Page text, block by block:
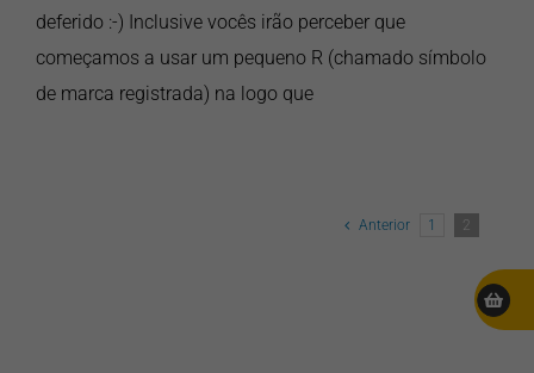
deferido :-) Inclusive vocês irão perceber que
começamos a usar um pequeno R (chamado símbolo
de marca registrada) na logo que
Anterior 1 2